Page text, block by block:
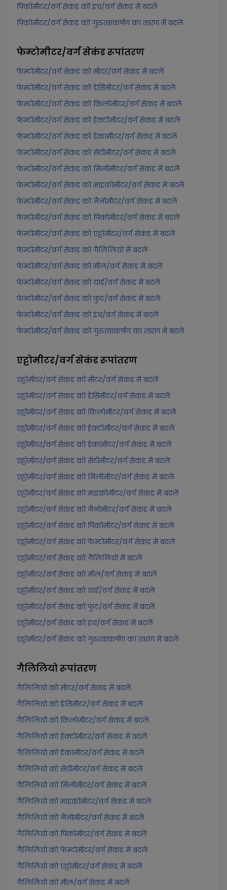
पिकोमीटर/वर्ग सेकंड को इंच/वर्ग सेकंड में बदलें
पिकोमीटर/वर्ग सेकंड को गुरुत्वाकर्षण का त्वरण में बदलें
फेम्टोमीटर/वर्ग सेकंडरूपांतरण
फेम्टोमीटर/वर्ग सेकंड को मीटर/वर्ग सेकंड में बदलें
फेम्टोमीटर/वर्ग सेकंड को डेसिमीटर/वर्ग सेकंड में बदलें
फेम्टोमीटर/वर्ग सेकंड को किलोमीटर/वर्ग सेकंड में बदलें
फेम्टोमीटर/वर्ग सेकंड को हेक्टोमीटर/वर्ग सेकंड में बदलें
फेम्टोमीटर/वर्ग सेकंड को डेकामीटर/वर्ग सेकंड में बदलें
फेम्टोमीटर/वर्ग सेकंड को सेंटीमीटर/वर्ग सेकंड में बदलें
फेम्टोमीटर/वर्ग सेकंड को मिलीमीटर/वर्ग सेकंड में बदलें
फेम्टोमीटर/वर्ग सेकंड को माइक्रोमीटर/वर्ग सेकंड में बदलें
फेम्टोमीटर/वर्ग सेकंड को नैनोमीटर/वर्ग सेकंड में बदलें
फेम्टोमीटर/वर्ग सेकंड को पिकोमीटर/वर्ग सेकंड में बदलें
फेम्टोमीटर/वर्ग सेकंड को एट्टोमीटर/वर्ग सेकंड में बदलें
फेम्टोमीटर/वर्ग सेकंड को गैलिलियो में बदलें
फेम्टोमीटर/वर्ग सेकंड को मील/वर्ग सेकंड में बदलें
फेम्टोमीटर/वर्ग सेकंड को यार्ड/वर्ग सेकंड में बदलें
फेम्टोमीटर/वर्ग सेकंड को फुट/वर्ग सेकंड में बदलें
फेम्टोमीटर/वर्ग सेकंड को इंच/वर्ग सेकंड में बदलें
फेम्टोमीटर/वर्ग सेकंड को गुरुत्वाकर्षण का त्वरण में बदलें
एट्टोमीटर/वर्ग सेकंडरूपांतरण
एट्टोमीटर/वर्ग सेकंड को मीटर/वर्ग सेकंड में बदलें
एट्टोमीटर/वर्ग सेकंड को डेसिमीटर/वर्ग सेकंड में बदलें
एट्टोमीटर/वर्ग सेकंड को किलोमीटर/वर्ग सेकंड में बदलें
एट्टोमीटर/वर्ग सेकंड को हेक्टोमीटर/वर्ग सेकंड में बदलें
एट्टोमीटर/वर्ग सेकंड को डेकामीटर/वर्ग सेकंड में बदलें
एट्टोमीटर/वर्ग सेकंड को सेंटीमीटर/वर्ग सेकंड में बदलें
एट्टोमीटर/वर्ग सेकंड को मिलीमीटर/वर्ग सेकंड में बदलें
एट्टोमीटर/वर्ग सेकंड को माइक्रोमीटर/वर्ग सेकंड में बदलें
एट्टोमीटर/वर्ग सेकंड को नैनोमीटर/वर्ग सेकंड में बदलें
एट्टोमीटर/वर्ग सेकंड को पिकोमीटर/वर्ग सेकंड में बदलें
एट्टोमीटर/वर्ग सेकंड को फेम्टोमीटर/वर्ग सेकंड में बदलें
एट्टोमीटर/वर्ग सेकंड को गैलिलियो में बदलें
एट्टोमीटर/वर्ग सेकंड को मील/वर्ग सेकंड में बदलें
एट्टोमीटर/वर्ग सेकंड को यार्ड/वर्ग सेकंड में बदलें
एट्टोमीटर/वर्ग सेकंड को फुट/वर्ग सेकंड में बदलें
एट्टोमीटर/वर्ग सेकंड को इंच/वर्ग सेकंड में बदलें
एट्टोमीटर/वर्ग सेकंड को गुरुत्वाकर्षण का त्वरण में बदलें
गैलिलियोरूपांतरण
गैलिलियो को मीटर/वर्ग सेकंड में बदलें
गैलिलियो को डेसिमीटर/वर्ग सेकंड में बदलें
गैलिलियो को किलोमीटर/वर्ग सेकंड में बदलें
गैलिलियो को हेक्टोमीटर/वर्ग सेकंड में बदलें
गैलिलियो को डेकामीटर/वर्ग सेकंड में बदलें
गैलिलियो को सेंटीमीटर/वर्ग सेकंड में बदलें
गैलिलियो को मिलीमीटर/वर्ग सेकंड में बदलें
गैलिलियो को माइक्रोमीटर/वर्ग सेकंड में बदलें
गैलिलियो को नैनोमीटर/वर्ग सेकंड में बदलें
गैलिलियो को पिकोमीटर/वर्ग सेकंड में बदलें
गैलिलियो को फेम्टोमीटर/वर्ग सेकंड में बदलें
गैलिलियो को एट्टोमीटर/वर्ग सेकंड में बदलें
गैलिलियो को मील/वर्ग सेकंड में बदलें